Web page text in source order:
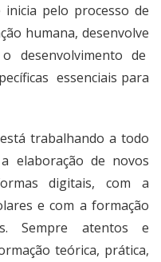
pelo processo de
humana, desenvolve
desenvolvimento de
essenciais para
trabalhando a todo
elaboração de novos
digitais, com a
e com a formação
Sempre atentos e
teórica, prática,